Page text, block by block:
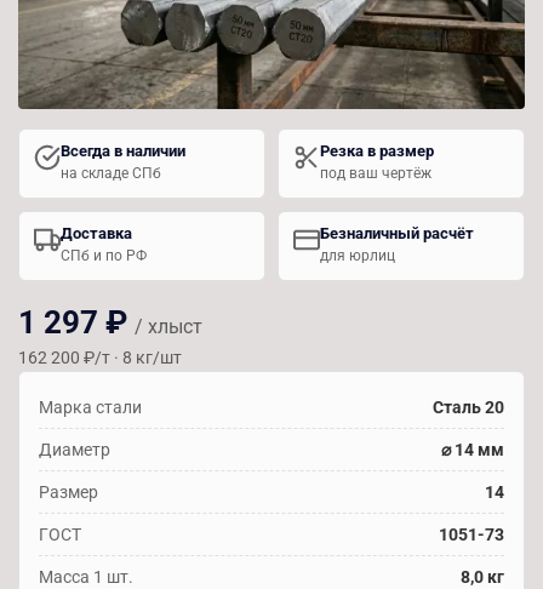
Всегда в наличии
на складе СПб
Резка в размер
под ваш чертёж
Доставка
СПб и по РФ
Безналичный расчёт
для юрлиц
1 297 ₽ / хлыст
162 200 ₽/т · 8 кг/шт
Марка стали Сталь 20
Диаметр ⌀ 14 мм
Размер 14
ГОСТ 1051-73
Масса 1 шт. 8,0 кг